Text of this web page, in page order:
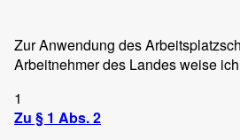
Zur Anwendung des
Arbeitnehmer des Landes weise
1
Zu § 1 Abs. 2